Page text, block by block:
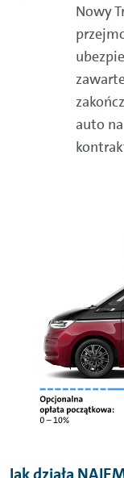
Nowy
auto
Jak działa